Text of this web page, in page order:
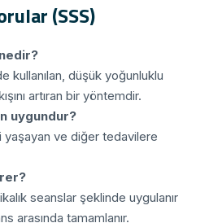
(SSS)
kullanılan, düşük yoğunluklu
artıran bir yöntemdir.
uygundur?
ve diğer tedavilere
seanslar şeklinde uygulanır
arasında tamamlanır.